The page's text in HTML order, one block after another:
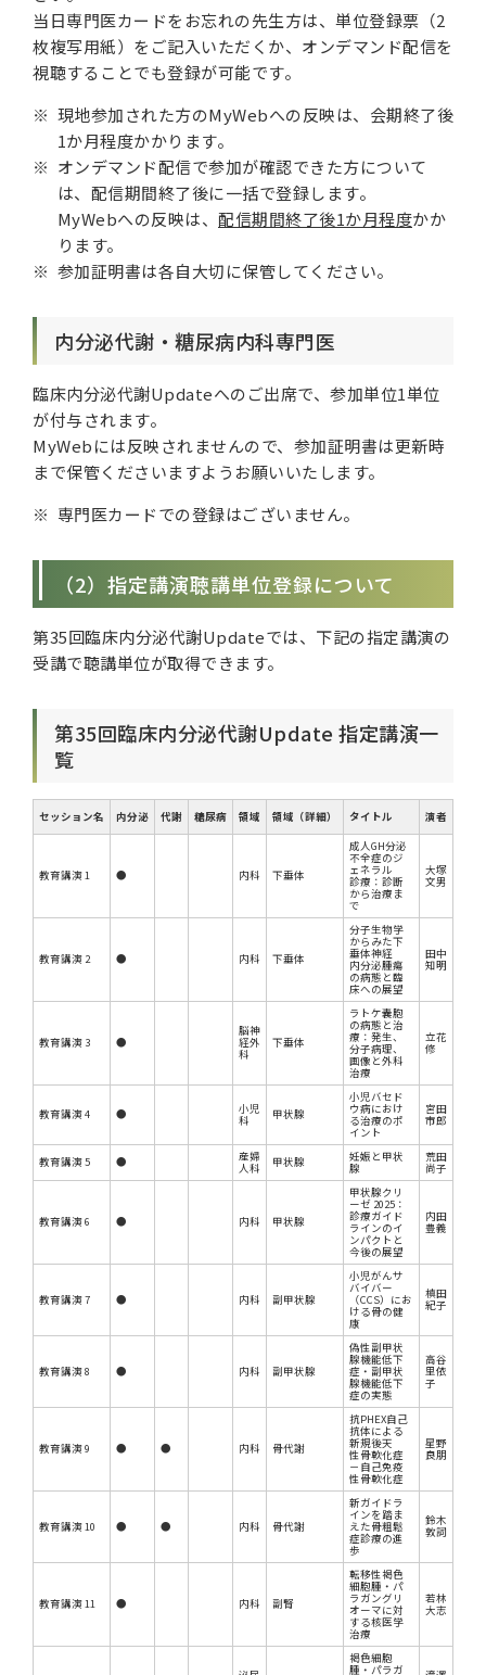
当日専門医カードをお忘れの先生方は、単位登録票（2
枚複写用紙）をご記入いただくか、オンデマンド配信を
視聴することでも登録が可能です。
現地参加された方のMyWebへの反映は、会期終了後
1か月程度かかります。
オンデマンド配信で参加が確認できた方について
は、配信期間終了後に一括で登録します。
MyWebへの反映は、 配信期間終了後1か月程度かか
ります。
参加証明書は各自大切に保管してください。
内分泌代謝・糖尿病内科専門医
臨床内分泌代謝Updateへのご出席で、参加単位1単位
が付与されます。
MyWebには反映されませんので、参加証明書は更新時
まで保管くださいますようお願いいたします。
専門医カードでの登録はございません。
（2）指定講演聴講単位登録について
第35回臨床内分泌代謝Updateでは、下記の指定講演の
受講で聴講単位が取得できます。
第35回臨床内分泌代謝Update 指定講演一
覧
セッション名 内分泌 代謝 糖尿病 領域 領域（詳細） タイトル 演者
教育講演 1 ● 内科 下垂体
成人GH分泌
不全症のジ
ェネラル
診療：診断
から治療ま
で
大塚
文男
教育講演 2 ● 内科 下垂体
分子生物学
からみた下
垂体神経
内分泌腫瘍
の病態と臨
床への展望
田中
知明
教育講演 3 ●
脳神
経外
科
下垂体
ラトケ嚢胞
の病態と治
療：発生、
分子病理、
画像と外科
治療
立花
修
教育講演 4 ● 小児
科 甲状腺
小児バセド
ウ病におけ
る治療のポ
イント
宮田
市郎
教育講演 5 ● 産婦
人科 甲状腺 妊娠と甲状
腺
荒田
尚子
教育講演 6 ● 内科 甲状腺
甲状腺クリ
ーゼ 2025：
診療ガイド
ラインのイ
ンパクトと
今後の展望
内田
豊義
教育講演 7 ● 内科 副甲状腺
小児がんサ
バイバー
（CCS）にお
ける骨の健
康
槙田
紀子
教育講演 8 ● 内科 副甲状腺
偽性副甲状
腺機能低下
症・副甲状
腺機能低下
症の実態
高谷
里依
子
教育講演 9 ● ● 内科 骨代謝
抗PHEX自己
抗体による
新規後天
性骨軟化症
－自己免疫
性骨軟化症
星野
良朋
教育講演 10 ● ● 内科 骨代謝
新ガイドラ
インを踏ま
えた骨粗鬆
症診療の進
歩
鈴木
敦詞
教育講演 11 ● 内科 副腎
転移性褐色
細胞腫・パ
ラガングリ
オーマに対
する核医学
治療
若林
大志
褐色細胞
腫・パラガ